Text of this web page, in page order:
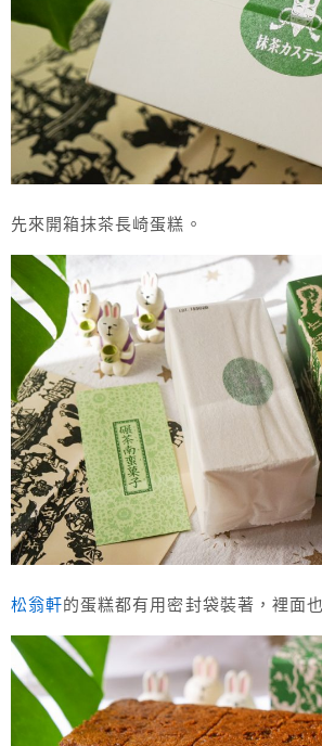
先來開箱抹茶長崎蛋糕。
松翁軒的蛋糕都有用密封袋裝著，裡面